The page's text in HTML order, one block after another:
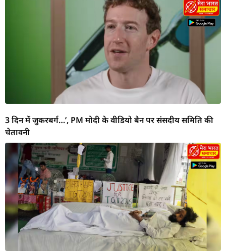
3 दिन में जुकरबर्ग…’, PM मोदी के वीडियो बैन पर संसदीय समिति की
चेतावनी